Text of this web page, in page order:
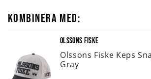
KOMBINERA MED:
OLSSONS FISKE
Olssons Fiske Keps
Gray